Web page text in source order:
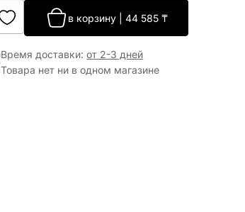
в корзину| 44 585₸
Время доставки:от 2-3 дней
Товара нет ни в одном магазине